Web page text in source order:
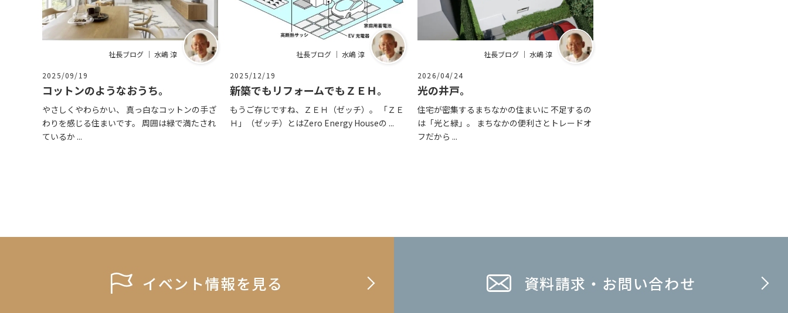
社長ブログ ｜ 水嶋 淳
2025/09/19
コットンのようなおうち。
やさしくやわらかい、 真っ白なコットンの手ざ
わりを感じる住まいです。 周囲は緑で満たされ
ているか ...
社長ブログ ｜ 水嶋 淳
2025/12/19
新築でもリフォームでもＺＥＨ。
もうご存じですね、ＺＥＨ（ゼッチ）。 「ＺＥ
Ｈ」（ゼッチ）とはZero Energy Houseの ...
社長ブログ ｜ 水嶋 淳
2026/04/24
光の井戸。
住宅が密集するまちなかの住まいに 不足するの
は「光と緑」。 まちなかの便利さとトレードオ
フだから ...
イベント情報を見る 資料請求・お問い合わせ